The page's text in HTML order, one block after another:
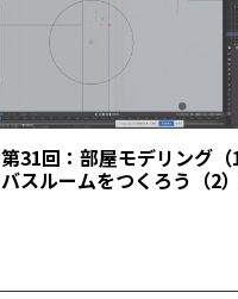
第31回：部屋モデリング
バスルームをつくろう（2